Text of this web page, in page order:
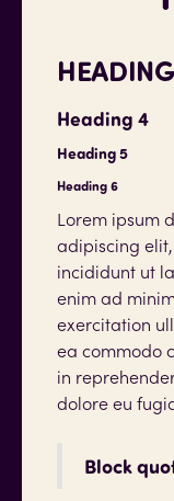
Heading 4
Heading 5
Heading 6
Lorem ipsum
adipiscing
incididunt ut
enim ad
exercitation
ea commodo
in
dolore eu
Block